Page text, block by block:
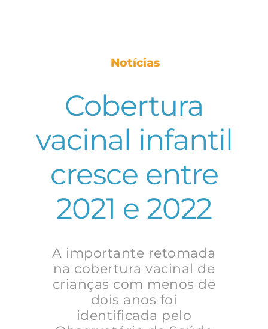
Notícias
Cobertura
vacinal infantil
cresce entre
2021 e 2022
A importante retomada
na cobertura vacinal de
crianças com menos de
dois anos foi
identificada pelo